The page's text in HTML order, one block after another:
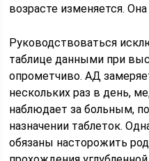
возрасте изменяется.
Руководствоваться
таблице данными при
опрометчиво. АД
нескольких раз в день,
наблюдает за больным,
назначении таблеток.
обязаны насторожить